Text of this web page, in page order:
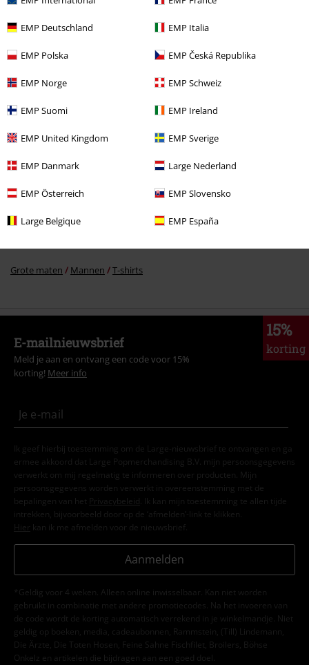
EMP Deutschland EMP Italia
EMP Polska EMP Česká Republika
EMP Norge EMP Schweiz
EMP Suomi EMP Ireland
EMP United Kingdom EMP Sverige
EMP Danmark Large Nederland
EMP Österreich EMP Slovensko
Large Belgique EMP España
Band Merch Top Bands Arch Enemy T-shirts en tops
shirts
Sale % Bandmerch
Kleding T-shirts en tops
Grote maten Mannen T-shirts
15%
korting
E-mailnieuwsbrief
Meld je aan en ontvang een code voor 15%
korting! Meer info
Ik geef hierbij toestemming om de Large-nieuwsbrief te ontvangen en ga
ermee akkoord dat Large Popmerchandising B.V. mijn persoonsgegevens
verwerkt om mij regelmatig te informeren over producten. Mijn
persoonsgegevens worden verwerkt in overeenstemming met de
bepalingen van het
Privacybeleid . Ik kan mijn toestemming te allen tijde
intrekken, bijvoorbeeld door op de ‘afmelden’-link te klikken.
Hier kan ik me afmelden voor de nieuwsbrief.
Aanmelden
*Geldig voor 4 weken. Alleen online inwisselbaar. Kan niet worden
gebruikt in combinatie met andere promotiecodes. Na het invoeren van
de code wordt de korting automatisch verrekend in je winkelmandje. Niet
geldig op boeken, media, cadeaubonnen, Rammstein, (Till) Lindemann,
Die Ärzte, Die Toten Hosen, Feine Sahne Fischfilet, Broilers, Böhse
Onkelz en artikelen die bijdragen aan een goed doel.